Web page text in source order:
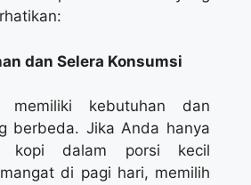
dan Selera Konsumsi
memiliki kebutuhan dan
berbeda. Jika Anda hanya
kopi dalam porsi kecil
di pagi hari, memilih